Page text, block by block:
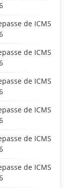
de ICMS
de ICMS
de ICMS
de ICMS
de ICMS
de ICMS